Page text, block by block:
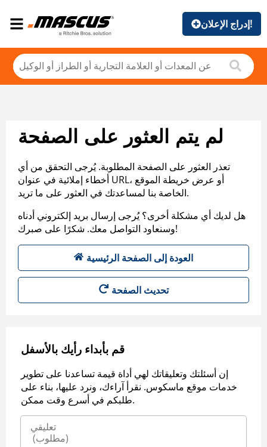
إدراج الإعلان!
لم يتم العثور على الصفحة
تعذر العثور على الصفحة المطلوبة. يُرجى التحقق من أي
أخطاء إملائية في عنوان URL، أو عرض خريطة الموقع
الخاصة بنا لمساعدتك في العثور على ما تريد.
هل لديك أي مشكلة أخرى؟ يُرجى إرسال بريد إلكتروني أدناه
وسنعاود التواصل معك. شكرًا على صبرك!
العودة إلى الصفحة الرئيسية
تحديث الصفحة
قم بأبداء رأيك بالأسفل
إن أسئلتك وتعليقاتك لهي أداة قيمة تساعدنا على تطوير
خدمات موقع ماسكوس. نقرأ آراءك، ونرد عليها، بناء على
طلبكم في أسرع وقت ممكن.